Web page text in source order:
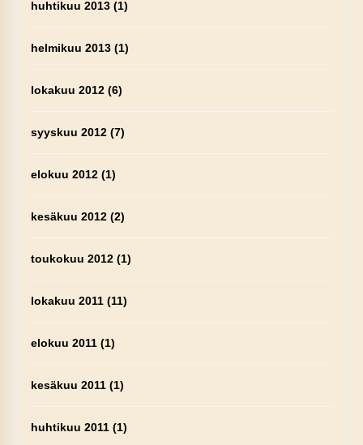
huhtikuu 2013(1)
helmikuu 2013(1)
lokakuu 2012(6)
syyskuu 2012(7)
elokuu 2012(1)
kesäkuu 2012(2)
toukokuu 2012(1)
lokakuu 2011(11)
elokuu 2011(1)
kesäkuu 2011(1)
huhtikuu 2011(1)